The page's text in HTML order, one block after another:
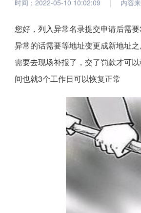
时间：2022-05-10 10:02:09 内容
您好，列入异常名录提交申请后需
异常的话需要等地址变更成新地址
需要去现场补报了，交了罚款才可
间也就3个工作日可以恢复正常